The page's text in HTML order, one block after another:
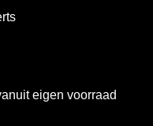
eigen voorraad